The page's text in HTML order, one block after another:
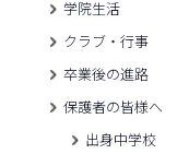
学院生活
クラブ・行事
卒業後の進路
保護者の皆様へ
出身中学校